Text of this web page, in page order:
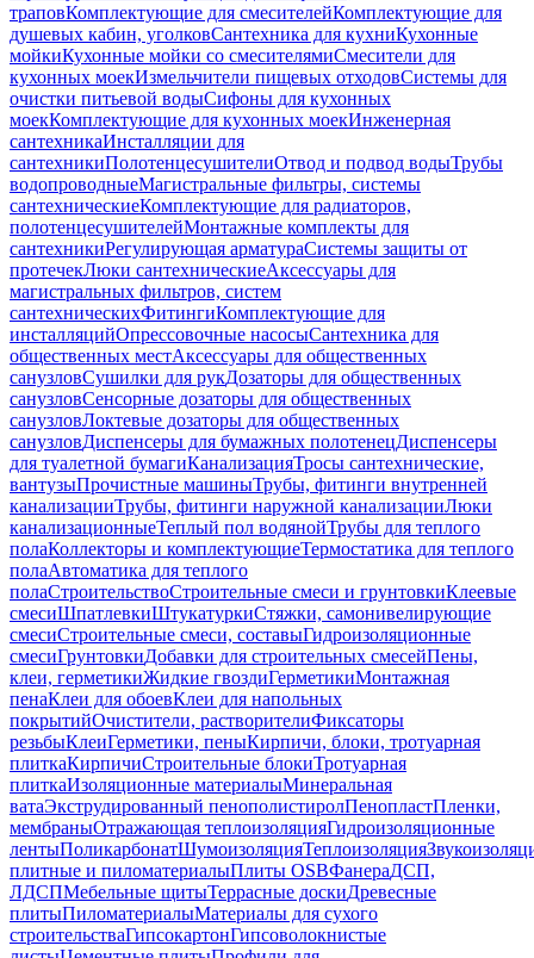
траповКомплектующие для смесителейКомплектующие для
душевых кабин, уголковСантехника для кухниКухонные
мойкиКухонные мойки со смесителямиСмесители для
кухонных моекИзмельчители пищевых отходовСистемы для
очистки питьевой водыСифоны для кухонных
моекКомплектующие для кухонных моекИнженерная
сантехникаИнсталляции для
сантехникиПолотенцесушителиОтвод и подвод водыТрубы
водопроводныеМагистральные фильтры, системы
сантехническиеКомплектующие для радиаторов,
полотенцесушителейМонтажные комплекты для
сантехникиРегулирующая арматураСистемы защиты от
протечекЛюки сантехническиеАксессуары для
магистральных фильтров, систем
сантехническихФитингиКомплектующие для
инсталляцийОпрессовочные насосыСантехника для
общественных местАксессуары для общественных
санузловСушилки для рукДозаторы для общественных
санузловСенсорные дозаторы для общественных
санузловЛоктевые дозаторы для общественных
санузловДиспенсеры для бумажных полотенецДиспенсеры
для туалетной бумагиКанализацияТросы сантехнические,
вантузыПрочистные машиныТрубы, фитинги внутренней
канализацииТрубы, фитинги наружной канализацииЛюки
канализационныеТеплый пол водянойТрубы для теплого
полаКоллекторы и комплектующиеТермостатика для теплого
полаАвтоматика для теплого
полаСтроительствоСтроительные смеси и грунтовкиКлеевые
смесиШпатлевкиШтукатуркиСтяжки, самонивелирующие
смесиСтроительные смеси, составыГидроизоляционные
смесиГрунтовкиДобавки для строительных смесейПены,
клеи, герметикиЖидкие гвоздиГерметикиМонтажная
пенаКлеи для обоевКлеи для напольных
покрытийОчистители, растворителиФиксаторы
резьбыКлеиГерметики, пеныКирпичи, блоки, тротуарная
плиткаКирпичиСтроительные блокиТротуарная
плиткаИзоляционные материалыМинеральная
ватаЭкструдированный пенополистиролПенопластПленки,
мембраныОтражающая теплоизоляцияГидроизоляционные
лентыПоликарбонатШумоизоляцияТеплоизоляция
плитные и пиломатериалыПлиты OSBФанераДСП,
ЛДСПМебельные щитыТеррасные доскиДревесные
плитыПиломатериалыМатериалы для сухого
строительстваГипсокартонГипсоволокнистые